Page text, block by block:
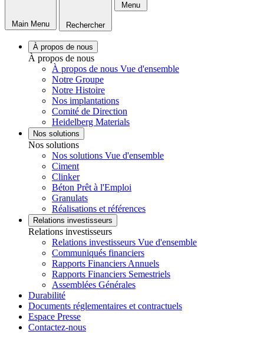
Main Menu Rechercher
Menu
À propos de nous
À propos de nous
À propos de nous Vue d'ensemble
Notre Groupe
Notre Histoire
Nos implantations
Comité de Direction
Heidelberg Materials
Nos solutions
Nos solutions
Nos solutions Vue d'ensemble
Ciment
Clinker
Béton Prêt à l'Emploi
Granulats
Réalisations et références
Relations investisseurs
Relations investisseurs
Relations investisseurs Vue d'ensemble
Communiqués financiers
Rapports Financiers Annuels
Rapports Financiers Semestriels
Assemblées Générales
Durabilité
Documents réglementaires et contractuels
Espace Presse
Contactez-nous